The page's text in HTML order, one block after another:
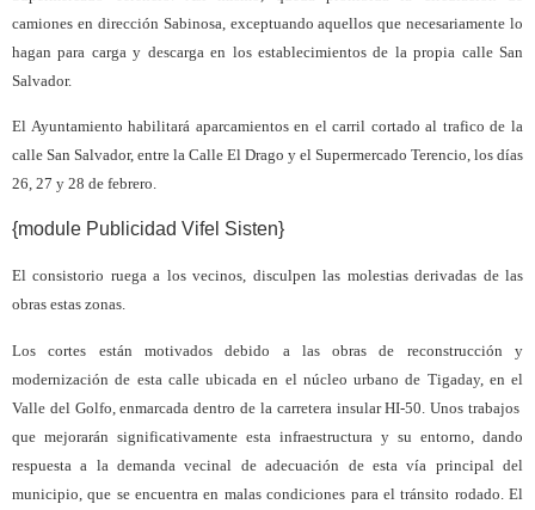
camiones en dirección Sabinosa, exceptuando aquellos que necesariamente lo
hagan para carga y descarga en los establecimientos de la propia calle San
Salvador.
El Ayuntamiento habilitará aparcamientos en el carril cortado al trafico de la
calle San Salvador, entre la Calle El Drago y el Supermercado Terencio, los días
26, 27 y 28 de febrero.
{module Publicidad Vifel Sisten}
El consistorio ruega a los vecinos, disculpen las molestias derivadas de las
obras estas zonas.
Los cortes están motivados debido a las obras de reconstrucción y
modernización de esta calle ubicada en el núcleo urbano de Tigaday, en el
Valle del Golfo, enmarcada dentro de la carretera insular HI-50. Unos trabajos
que mejorarán significativamente esta infraestructura y su entorno, dando
respuesta a la demanda vecinal de adecuación de esta vía principal del
municipio, que se encuentra en malas condiciones para el tránsito rodado. El